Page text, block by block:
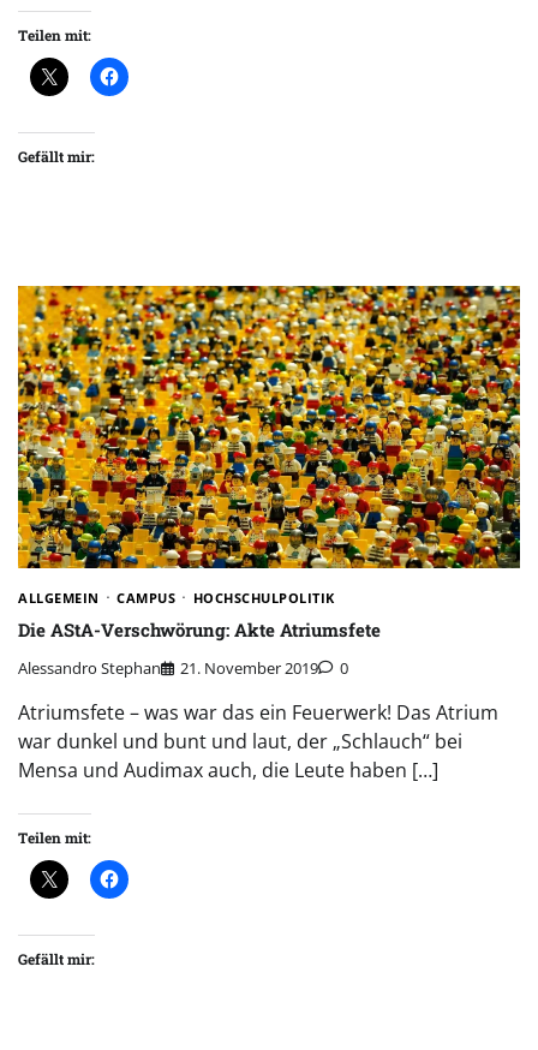
Teilen mit:
Gefällt mir:
ALLGEMEIN CAMPUS HOCHSCHULPOLITIK
Die AStA-Verschwörung: Akte Atriumsfete
Alessandro Stephan 21. November 2019 0
Atriumsfete – was war das ein Feuerwerk! Das Atrium
war dunkel und bunt und laut, der „Schlauch“ bei
Mensa und Audimax auch, die Leute haben […]
Teilen mit:
Gefällt mir: